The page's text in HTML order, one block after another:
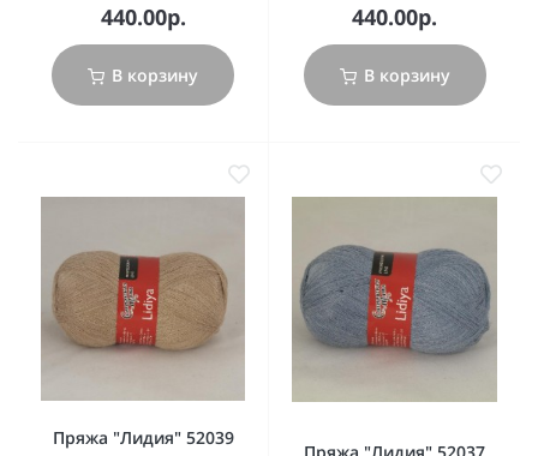
440.00р.
В корзину
440.00р.
В корзину
Пряжа "Лидия" 52039
Пряжа "Лидия" 52037